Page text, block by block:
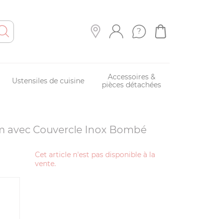
Ustensiles de cuisine
Accessoires &
pièces détachées
avec Couvercle Inox Bombé
Cet article n'est pas disponible à la
vente.